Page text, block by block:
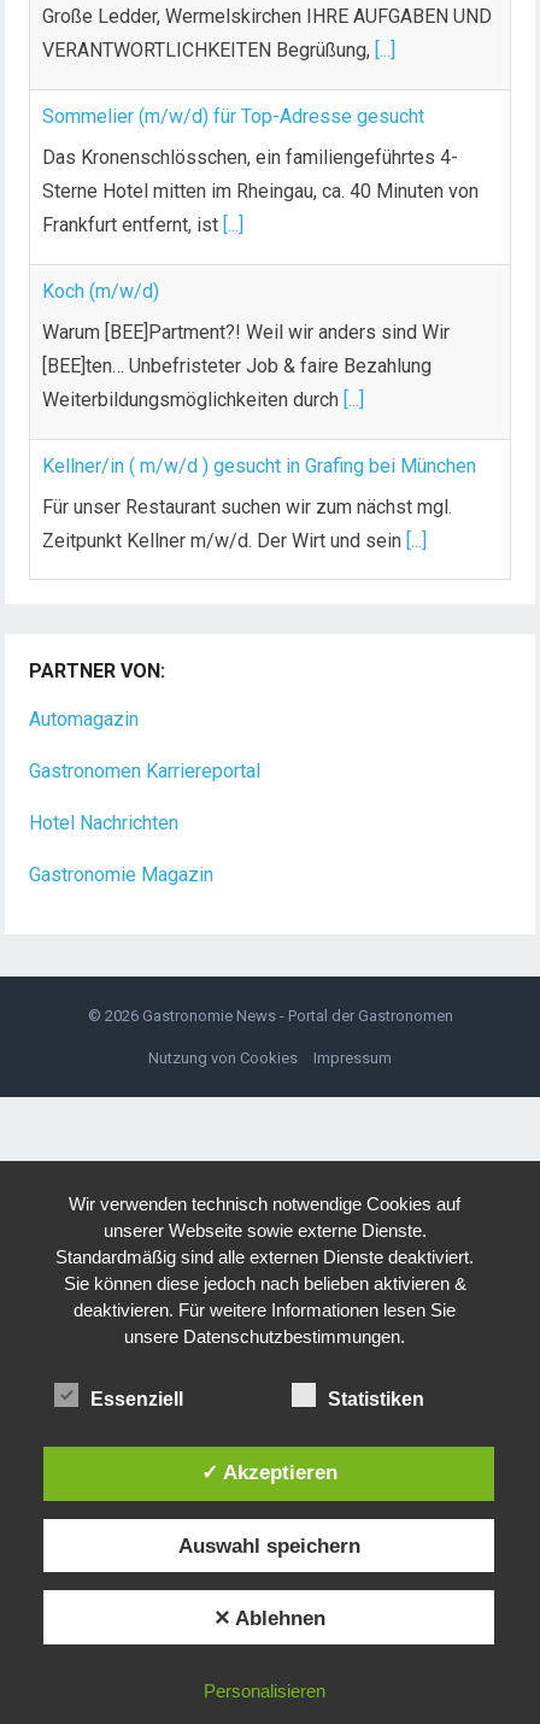
Große Ledder, Wermelskirchen IHRE AUFGABEN UND
VERANTWORTLICHKEITEN Begrüßung, [...]
Sommelier (m/w/d) für Top-Adresse gesucht
Das Kronenschlösschen, ein familiengeführtes 4-
Sterne Hotel mitten im Rheingau, ca. 40 Minuten von
Frankfurt entfernt, ist [...]
Koch (m/w/d)
Warum [BEE]Partment?! Weil wir anders sind Wir
[BEE]ten… Unbefristeter Job & faire Bezahlung
Weiterbildungsmöglichkeiten durch [...]
Kellner/in ( m/w/d ) gesucht in Grafing bei München
Für unser Restaurant suchen wir zum nächst mgl.
Zeitpunkt Kellner m/w/d. Der Wirt und sein [...]
Dein Arbeitsplatz mit Urlaubsfeeling Chef de Rang
(m/w/d) Du bist Gastgeber aus Leidenschaft und
PARTNER VON:
Automagazin
Gastronomen Karriereportal
Hotel Nachrichten
Gastronomie Magazin
© 2026 Gastronomie News - Portal der Gastronomen
Nutzung von Cookies Impressum
Wir verwenden technisch notwendige Cookies auf
unserer Webseite sowie externe Dienste.
Standardmäßig sind alle externen Dienste deaktiviert.
Sie können diese jedoch nach belieben aktivieren &
deaktivieren. Für weitere Informationen lesen Sie
unsere Datenschutzbestimmungen.
Essenziell Statistiken
✓ Akzeptieren
Auswahl speichern
✕ Ablehnen
Personalisieren